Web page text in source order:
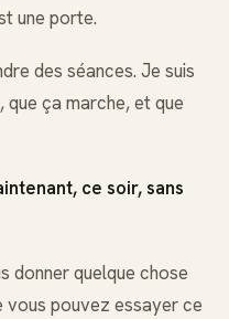
une porte.
des séances. Je suis
ça marche, et que
ce soir, sans
donner quelque chose
vous pouvez essayer ce